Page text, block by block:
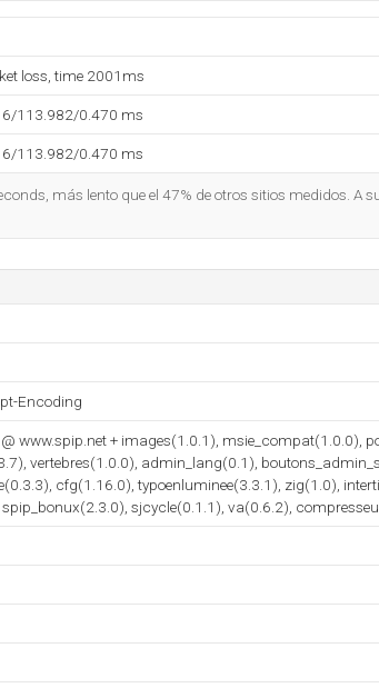
loss, time 2001ms
113.982/0.470 ms
113.982/0.470 ms
más lento que el 47% de otros sitios medidos. A
Encoding
www.spip.net + images(1.0.1), msie_compat(1.0.0),
vertebres(1.0.0), admin_lang(0.1),
cfg(1.16.0), typoenluminee(3.3.1), zig(1.0),
spip_bonux(2.3.0), sjcycle(0.1.1), va(0.6.2),